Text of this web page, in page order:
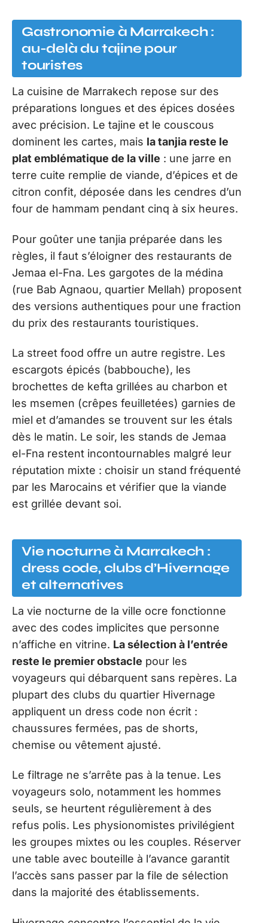
Gastronomie à Marrakech :
au-delà du tajine pour
touristes
La cuisine de Marrakech repose sur des
préparations longues et des épices dosées
avec précision. Le tajine et le couscous
dominent les cartes, mais la tanjia reste le
plat emblématique de la ville : une jarre en
terre cuite remplie de viande, d’épices et de
citron confit, déposée dans les cendres d’un
four de hammam pendant cinq à six heures.
Pour goûter une tanjia préparée dans les
règles, il faut s’éloigner des restaurants de
Jemaa el-Fna. Les gargotes de la médina
(rue Bab Agnaou, quartier Mellah) proposent
des versions authentiques pour une fraction
du prix des restaurants touristiques.
La street food offre un autre registre. Les
escargots épicés (babbouche), les
brochettes de kefta grillées au charbon et
les msemen (crêpes feuilletées) garnies de
miel et d’amandes se trouvent sur les étals
dès le matin. Le soir, les stands de Jemaa
el-Fna restent incontournables malgré leur
réputation mixte : choisir un stand fréquenté
par les Marocains et vérifier que la viande
est grillée devant soi.
Vie nocturne à Marrakech :
dress code, clubs d’Hivernage
et alternatives
La vie nocturne de la ville ocre fonctionne
avec des codes implicites que personne
n’affiche en vitrine. La sélection à l’entrée
reste le premier obstacle pour les
voyageurs qui débarquent sans repères. La
plupart des clubs du quartier Hivernage
appliquent un dress code non écrit :
chaussures fermées, pas de shorts,
chemise ou vêtement ajusté.
Le filtrage ne s’arrête pas à la tenue. Les
voyageurs solo, notamment les hommes
seuls, se heurtent régulièrement à des
refus polis. Les physionomistes privilégient
les groupes mixtes ou les couples. Réserver
une table avec bouteille à l’avance garantit
l’accès sans passer par la file de sélection
dans la majorité des établissements.